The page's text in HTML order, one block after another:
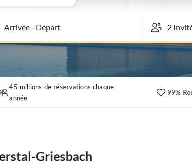
Arrivée-Départ
45 millions de réservations chaque
année
99%
Griesbach